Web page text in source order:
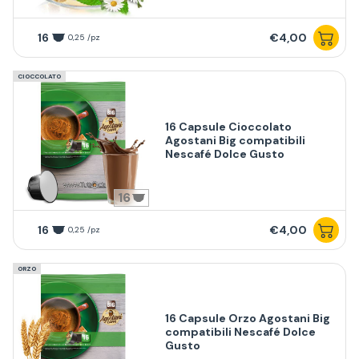
16 0,25 /pz €4,00
CIOCCOLATO
16
16 Capsule Cioccolato
Agostani Big compatibili
Nescafé Dolce Gusto
16 0,25 /pz €4,00
ORZO
16 Capsule Orzo Agostani Big
compatibili Nescafé Dolce
Gusto